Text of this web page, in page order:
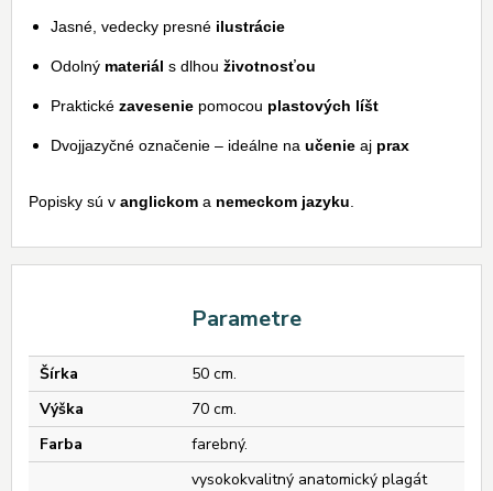
Jasné, vedecky presné ilustrácie
Odolný materiál s dlhou životnosťou
Praktické zavesenie pomocou plastových líšt
Dvojjazyčné označenie – ideálne na učenie aj prax
Popisky sú v anglickom a nemeckom jazyku
Parametre
Šírka
50 cm.
Výška
70 cm.
Farba
farebný.
vysokokvalitný anatomický plagát